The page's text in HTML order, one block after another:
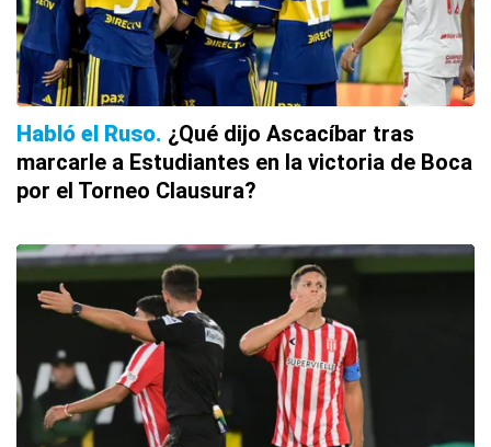
Habló el Ruso ¿Qué dijo Ascacíbar tras
marcarle a Estudiantes en la victoria de Boca
por el Torneo Clausura?